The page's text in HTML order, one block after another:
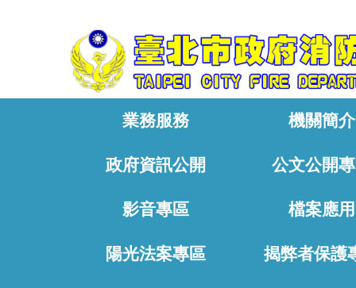
業務服務 機關簡介
政府資訊公開 公文公開
影音專區 檔案應用
陽光法案專區 揭弊者保護